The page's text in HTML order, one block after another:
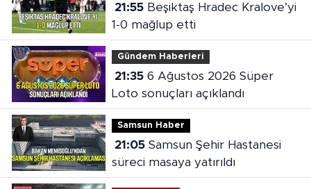
21:55Beşiktaş Hradec Kralove’yi
1-0 mağlup etti
Gündem Haberleri
21:356 Ağustos 2026 Süper
Loto sonuçları açıklandı
Samsun Haber
21:05Samsun Şehir Hastanesi
süreci masaya yatırıldı